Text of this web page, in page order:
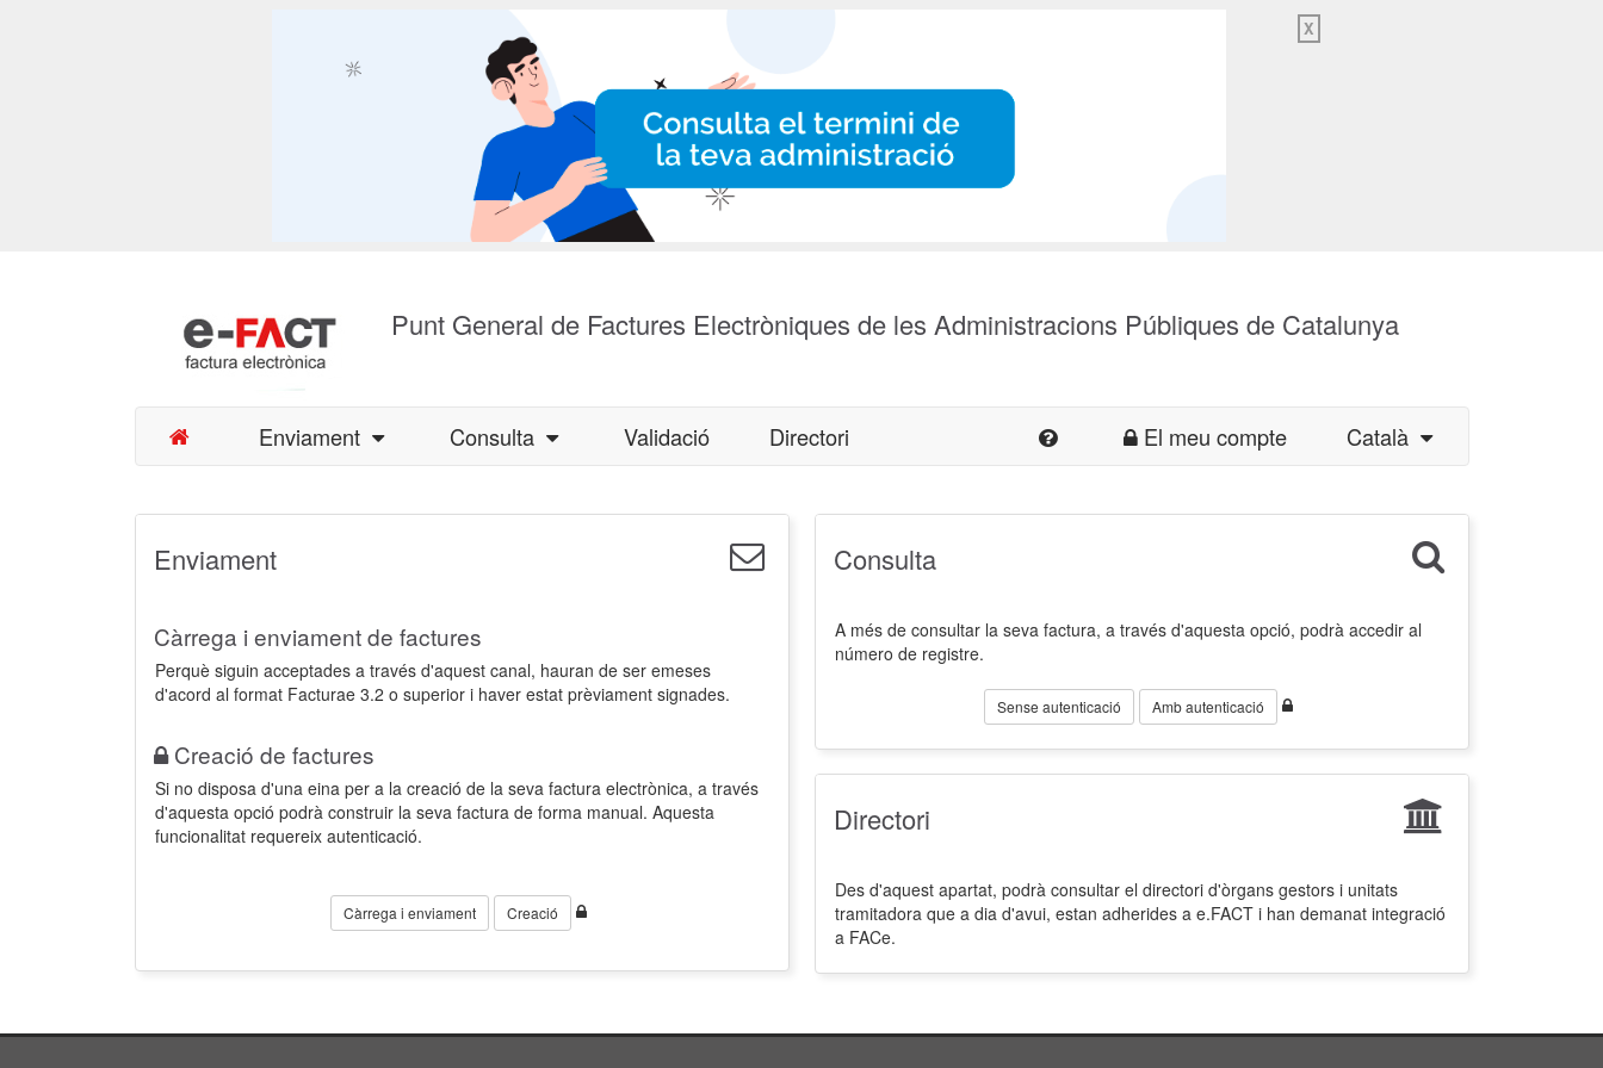
X
Punt General de Factures Electròniques de les Administracions Públiques de Catalunya
Enviament Consulta Validació Directori El meu compte Català
Enviament
Càrrega i enviament de factures
Perquè siguin acceptades a través d'aquest canal, hauran de ser emeses
d'acord al format Facturae 3.2 o superior i haver estat prèviament signades.
Creació de factures
Si no disposa d'una eina per a la creació de la seva factura electrònica, a través
d'aquesta opció podrà construir la seva factura de forma manual. Aquesta
funcionalitat requereix autenticació.
Càrrega i enviament Creació
Consulta
A més de consultar la seva factura, a través d'aquesta opció, podrà accedir al
número de registre.
Sense autenticació Amb autenticació
Directori
Des d'aquest apartat, podrà consultar el directori d'òrgans gestors i unitats
tramitadora que a dia d'avui, estan adherides a e.FACT i han demanat integració
a FACe.